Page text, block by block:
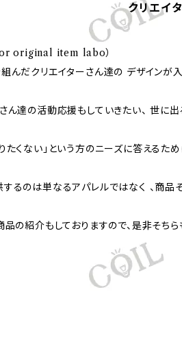
クリエイ
original item labo）
んだクリエイターさん達の デザインが
ん達の活動応援もしていきたい、 世に
たくない」という方のニーズに答えるた
るのは単なるアパレルではなく 、商品
の紹介もしておりますので、是非そちら